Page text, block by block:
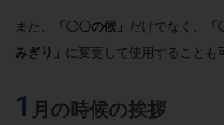
また、 「〇〇の候」 だけでなく、
みぎり」 に変更して使用することも
1 月の時候の挨拶